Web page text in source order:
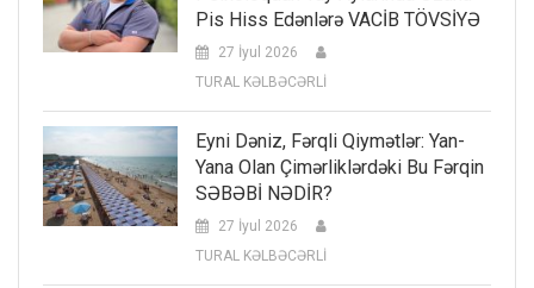
Pis Hiss Edənlərə VACİB TÖVSİYƏ
27 İyul 2026
TURAL KƏLBƏCƏRLİ
Eyni Dəniz, Fərqli Qiymətlər: Yan-
Yana Olan Çimərliklərdəki Bu Fərqin
SƏBƏBİ NƏDİR?
27 İyul 2026
TURAL KƏLBƏCƏRLİ